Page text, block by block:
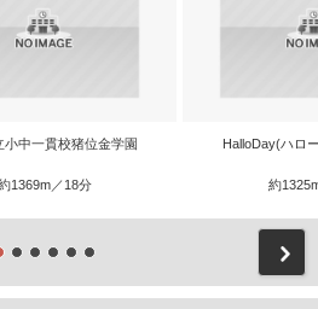
小中一貫校猪位金学園
1369m／18分
HalloDay(ハロ
約